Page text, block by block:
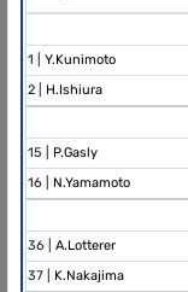
1 | Y.Kunimoto
2 | H.Ishiura
15 | P.Gasly
16 | N.Yamamoto
36 | A.Lotterer
37 | K.Nakajima